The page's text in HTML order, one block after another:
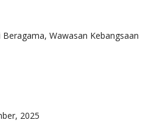
Wawasan Kebangsaan
2025